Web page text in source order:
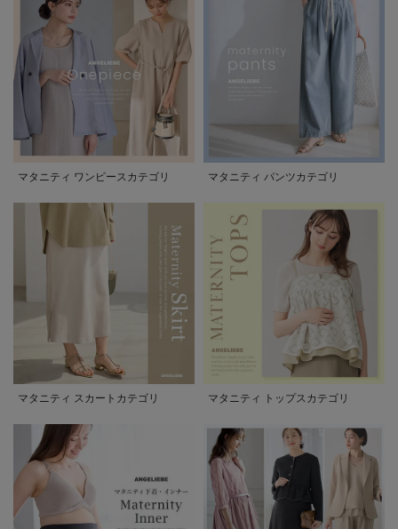
マタニティ ワンピースカテゴリ マタニティ パンツカテゴリ
マタニティ スカートカテゴリ マタニティ トップスカテゴリ